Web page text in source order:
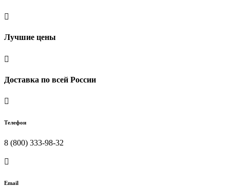

Лучшие цены

Доставка по всей России

Телефон
8 (800) 333-98-32

Email